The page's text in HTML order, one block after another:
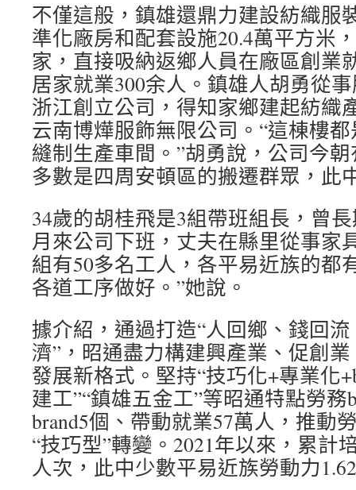
不僅這般，鎮雄還鼎力建設紡織服
準化廠房和配套設施20.4萬平方米
家，直接吸納返鄉人員在廠區創業
居家就業300余人。鎮雄人胡勇從
浙江創立公司，得知家鄉建起紡織
云南博燁服飾無限公司。“這棟樓
縫制生產車間。”胡勇說，公司今
多數是四周安頓區的搬遷群眾，此
34歲的胡桂飛是3組帶班組長，曾
月來公司下班，丈夫在縣里從事家
組有50多名工人，各平易近族的都
各道工序做好。”她說。
據介紹，通過打造“人回鄉、錢回
濟”，昭通盡力構建興產業、促創
發展新格式。堅持“技巧化+專業化
建工”“鎮雄五金工”等昭通特點勞務
brand5個、帶動就業57萬人，推動
“技巧型”轉變。2021年以來，累計
人次，此中少數平易近族勞動力